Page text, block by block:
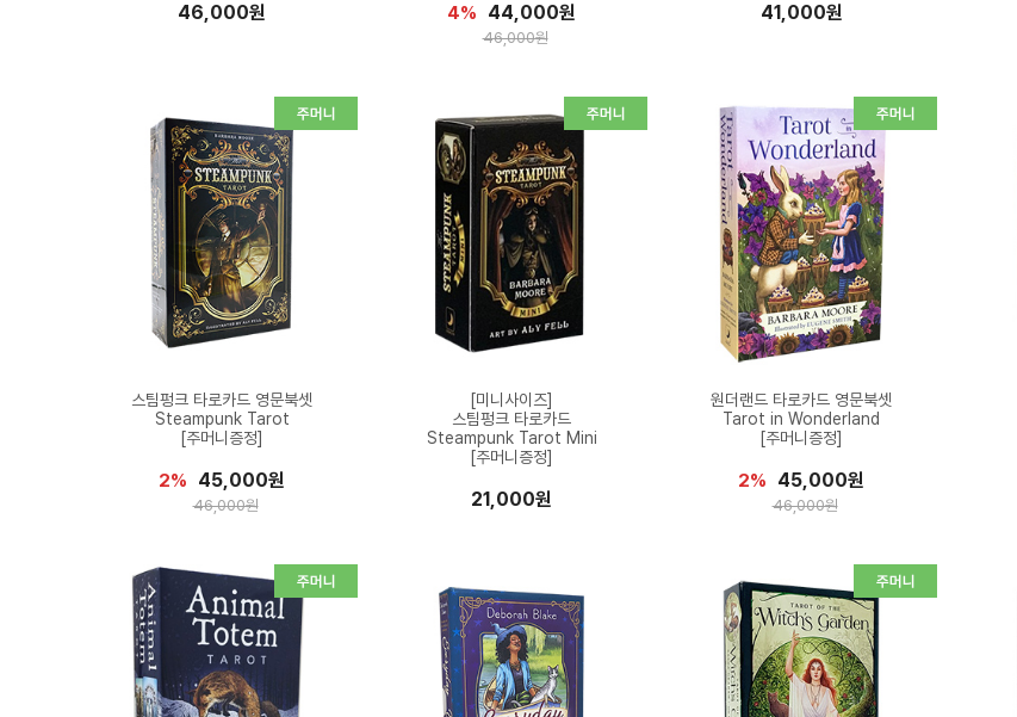
46,000원 4% 44,000원
46,000원
41,000원
스팀펑크 타로카드 영문북셋
Steampunk Tarot
[주머니증정]
2% 45,000원
46,000원
[미니사이즈]
스팀펑크 타로카드
Steampunk Tarot Mini
[주머니증정]
21,000원
원더랜드 타로카드 영문북셋
Tarot in Wonderland
[주머니증정]
2% 45,000원
46,000원